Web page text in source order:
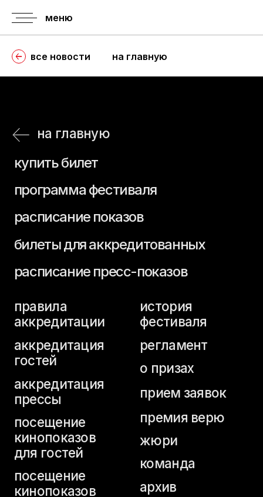
меню
на главную
все новости
аккредитация
аккредитация регламент
аккредитация
студентов
правила
билеты для аккредитованных
история
архив
посещение
кинопоказов
для гостей
посещение
кинопоказов
для прессы
расписание показов
программа фестиваля
расписание пресс-показов
прием заявок